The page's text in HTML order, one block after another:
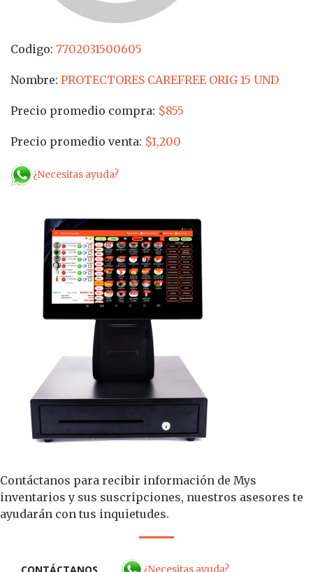
Codigo: 7702031500605
Nombre: PROTECTORES CAREFREE ORIG 15 UND
Precio promedio compra: $855
Precio promedio venta: $1,200
¿Necesitas ayuda?
Contáctanos para recibir información de Mys
inventarios y sus suscripciones, nuestros asesores te
ayudarán con tus inquietudes.
¿Necesitas ayuda?